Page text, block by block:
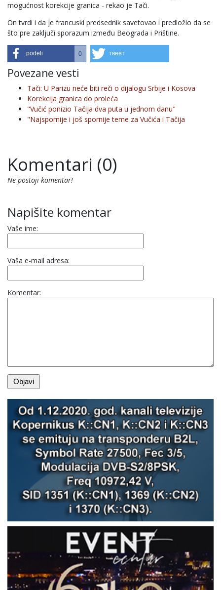
mogućnost korekcije granica - rekao je Tači.
On tvrdi i da je francuski predsednik savetovao i predložio da se
što pre zaključi sporazum između Beograda i Prištine.
podeli 0 твеет
Povezane vesti
Tači: U Parizu neće biti reči o dijalogu Srbije i Kosova
Korekcija granica do proleća
"Vučić ponizio Tačija dva puta u jednom danu"
"Najspornije i još spornije teme za Vučića i Tačija
Komentari (0)
Ne postoji komentar!
Napišite komentar
Vaše ime:
Vaša e-mail adresa:
Komentar: